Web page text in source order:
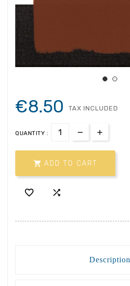
€8.50 TAX INCLUDED
QUANTITY :
 ADD TO CART
 
Description